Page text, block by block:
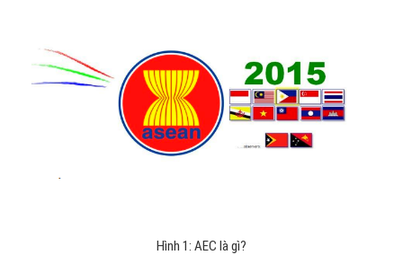
Hình 1: AEC là gì?